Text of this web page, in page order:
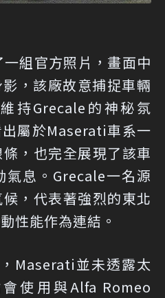
組官方照片，畫面中
，該廠故意捕捉車輛
持Grecale的神秘氛
屬於Maserati車系一
，也完全展現了該車
氣息。Grecale一名源
，代表著強烈的東北
性能作為連結。
Maserati並未透露太
使用與Alfa Romeo